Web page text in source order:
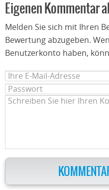
Eigenen Kommentar
Melden Sie sich mit Ihren
Bewertung abzugeben.
Benutzerkonto haben,